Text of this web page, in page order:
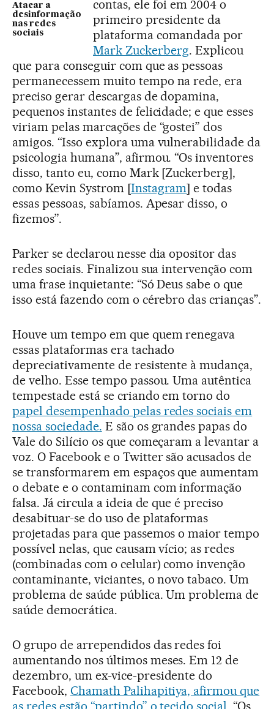
Atacar a
desinformação
nas redes
sociais
contas, ele foi em 2004 o
primeiro presidente da
plataforma comandada por
Mark Zuckerberg. Explicou
que para conseguir com que as pessoas
permanecessem muito tempo na rede, era
preciso gerar descargas de dopamina,
pequenos instantes de felicidade; e que esses
viriam pelas marcações de “gostei” dos
amigos. “Isso explora uma vulnerabilidade da
psicologia humana”, afirmou. “Os inventores
disso, tanto eu, como Mark [Zuckerberg],
como Kevin Systrom [Instagram] e todas
essas pessoas, sabíamos. Apesar disso, o
fizemos”.
Parker se declarou nesse dia opositor das
redes sociais. Finalizou sua intervenção com
uma frase inquietante: “Só Deus sabe o que
isso está fazendo com o cérebro das crianças”.
Houve um tempo em que quem renegava
essas plataformas era tachado
depreciativamente de resistente à mudança,
de velho. Esse tempo passou. Uma autêntica
tempestade está se criando em torno do
papel desempenhado pelas redes sociais em
nossa sociedade. E são os grandes papas do
Vale do Silício os que começaram a levantar a
voz. O Facebook e o Twitter são acusados de
se transformarem em espaços que aumentam
o debate e o contaminam com informação
falsa. Já circula a ideia de que é preciso
desabituar-se do uso de plataformas
projetadas para que passemos o maior tempo
possível nelas, que causam vício; as redes
(combinadas com o celular) como invenção
contaminante, viciantes, o novo tabaco. Um
problema de saúde pública. Um problema de
saúde democrática.
O grupo de arrependidos das redes foi
aumentando nos últimos meses. Em 12 de
dezembro, um ex-vice-presidente do
Facebook, Chamath Palihapitiya, afirmou que
as redes estão “partindo” o tecido social. “Os